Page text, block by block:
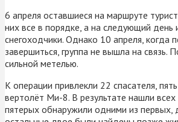
6 апреля оставшиеся на маршруте
них все в порядке, а на следующий день
снегоходчики. Однако 10 апреля,
завершиться, группа не вышла на связь.
сильной метелью.
К операции привлекли 22 спасателя,
вертолёт Ми-8. В результате нашли
пятерых обнаружили одними из первых,